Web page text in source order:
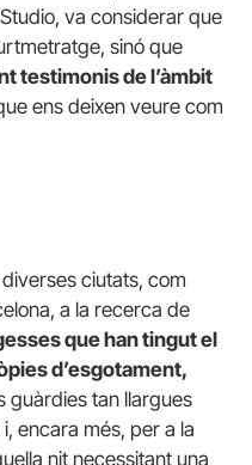
va considerar que
sinó que
testimonis de l’àmbit
ens deixen veure com
ciutats, com
a la recerca de
que han tingut el
d’esgotament,
guàrdies tan llargues
encara més, per a la
nit necessitant una